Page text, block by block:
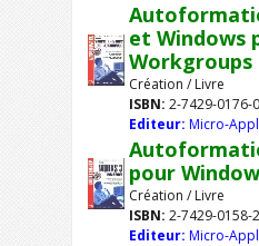
et Windows
Workgroups
Création / Livre
ISBN: 2-7429-0176-
Editeur: Micro-
pour
Création / Livre
ISBN: 2-7429-0158-
Editeur: Micro-